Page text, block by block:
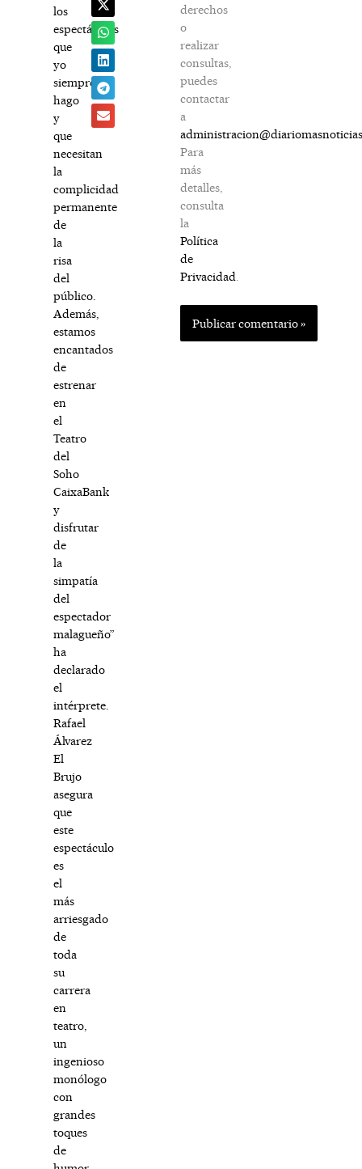
los
espectáculos
que
yo
siempre
hago
y
que
necesitan
la
complicidad
permanente
de
la
risa
del
público.
Además,
estamos
encantados
de
estrenar
en
el
Teatro
del
Soho
CaixaBank
y
disfrutar
de
la
simpatía
del
espectador
malagueño”
ha
declarado
el
intérprete.
Rafael
Álvarez
El
Brujo
asegura
que
este
espectáculo
es
el
más
arriesgado
de
toda
su
carrera
en
teatro,
un
ingenioso
monólogo
con
grandes
toques
de
derechos
o
realizar
consultas,
puedes
contactar
a
Para
más
detalles,
consulta
la
Política
de
Privacidad